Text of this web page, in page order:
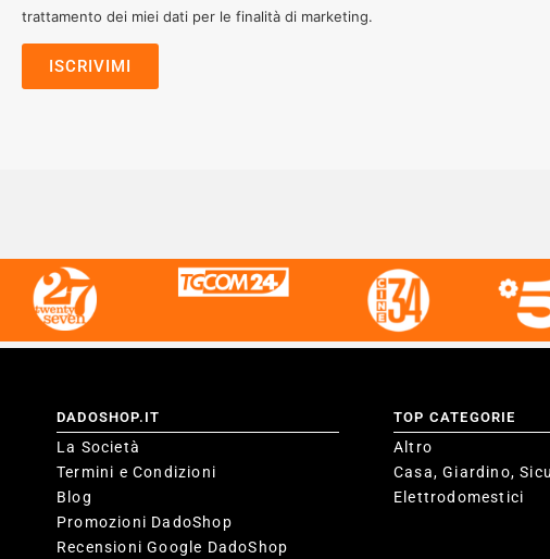
trattamento dei miei dati per le finalità di marketing.
DADOSHOP.IT
La Società
Termini e Condizioni
Blog
Promozioni DadoShop
Recensioni Google DadoShop
TOP CATEGORIE
Altro
Casa, Giardino,
Elettrodomestici